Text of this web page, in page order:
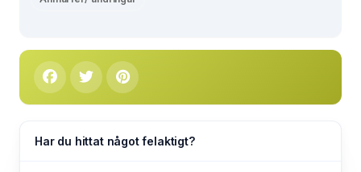
Har du hittat något felaktigt?